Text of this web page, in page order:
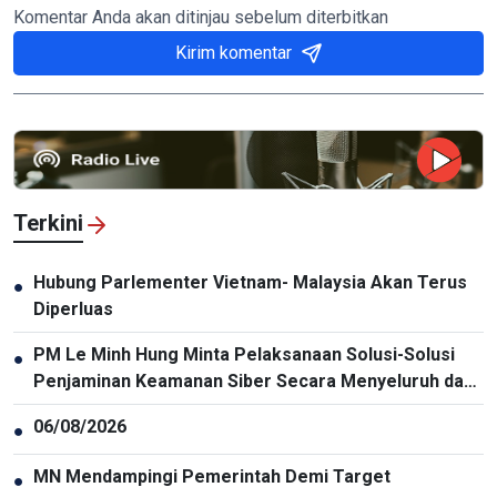
Komentar Anda akan ditinjau sebelum diterbitkan
Kirim komentar
Terkini
●
Hubung Parlementer Vietnam- Malaysia Akan Terus
Diperluas
●
PM Le Minh Hung Minta Pelaksanaan Solusi-Solusi
Penjaminan Keamanan Siber Secara Menyeluruh dan
Sinkron
● 06/08/2026
●
MN Mendampingi Pemerintah Demi Target